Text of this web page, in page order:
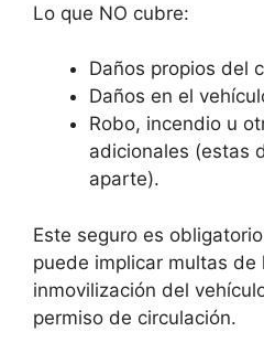
Lo que NO cubre:
Daños propios del
Daños en el
Robo, incendio u
adicionales (estas
aparte).
Este seguro es
puede implicar multas
inmovilización del
permiso de circulación.